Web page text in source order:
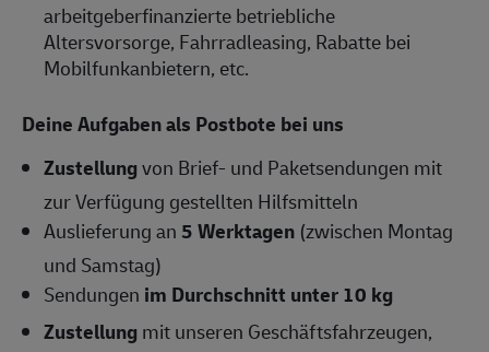
arbeitgeberfinanzierte betriebliche
Altersvorsorge, Fahrradleasing, Rabatte bei
Mobilfunkanbietern, etc.
Deine Aufgaben als Postbote bei uns
Zustellungvon Brief- und Paketsendungen mit
zur Verfügung gestellten Hilfsmitteln
Auslieferung an5 Werktagen (zwischen Montag
und Samstag)
Sendungen im Durchschnitt unter 10 kg
Zustellungmit unseren Geschäftsfahrzeugen,